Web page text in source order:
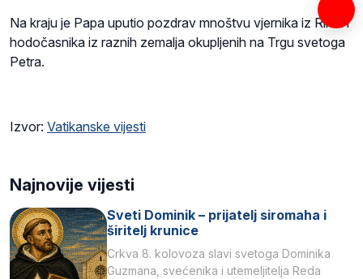
Na kraju je Papa uputio pozdrav mnoštvu vjernika iz Rima i
hodočasnika iz raznih zemalja okupljenih na Trgu svetoga
Petra.
Izvor: Vatikanske vijesti
Najnovije vijesti
Sveti Dominik – prijatelj siromaha i
širitelj krunice
Crkva 8. kolovoza slavi svetoga Dominika
Guzmana, svećenika i utemeljitelja Reda